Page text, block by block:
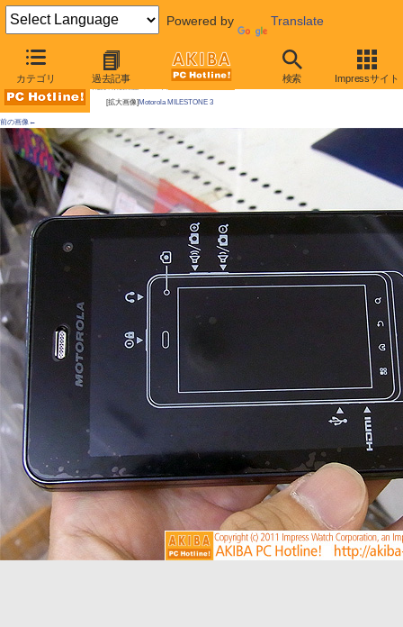
Powered by Translate
カテゴリ 過去記事 検索 Impressサイト
AKIBA PC Hotline!
[拡大画像] Motorola MILESTONE 3
前の画像←